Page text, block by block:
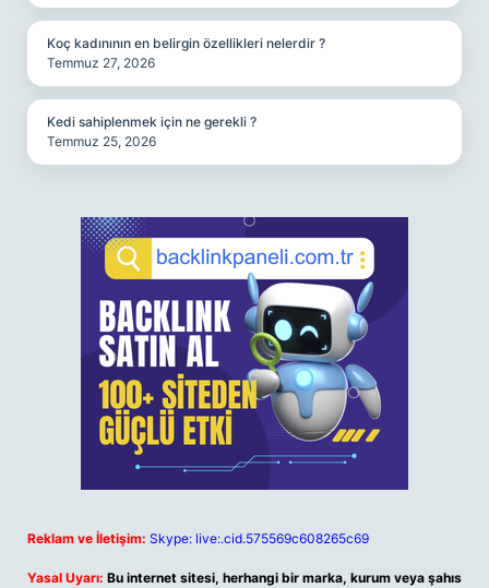
Koç kadınının en belirgin özellikleri nelerdir ?
Temmuz 27, 2026
Kedi sahiplenmek için ne gerekli ?
Temmuz 25, 2026
Reklam ve İletişim: Skype: live:.cid.575569c608265c69
Yasal Uyarı: Bu internet sitesi, herhangi bir marka, kurum veya şahıs